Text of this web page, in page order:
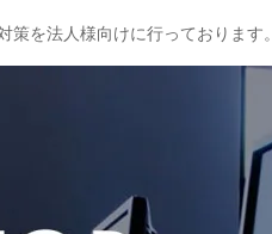
を法人様向けに行っております。